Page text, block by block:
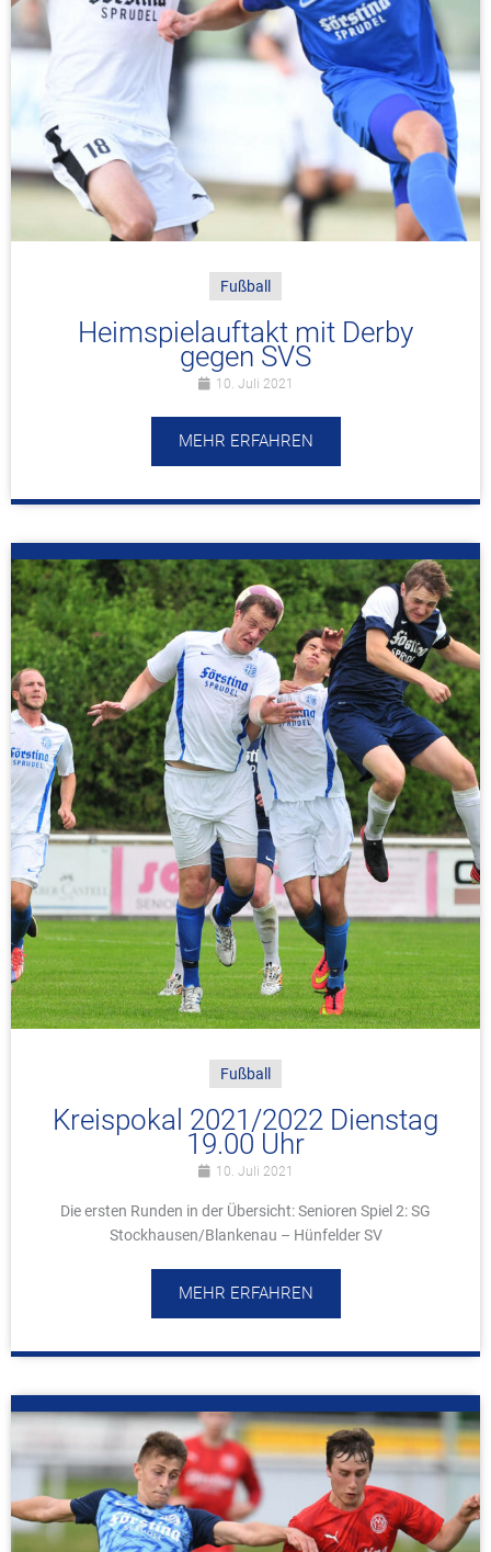
Fußball
Heimspielauftakt mit Derby
gegen SVS
10. Juli 2021
MEHR ERFAHREN
Fußball
Kreispokal 2021/2022 Dienstag
19.00 Uhr
10. Juli 2021
Die ersten Runden in der Übersicht: Senioren Spiel 2: SG
Stockhausen/Blankenau – Hünfelder SV
MEHR ERFAHREN